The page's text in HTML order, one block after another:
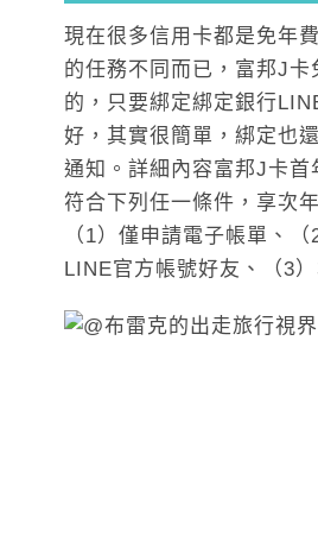
現在很多信用卡都是免年
的任務不同而已，富邦J卡
的，只要綁定綁定銀行
好，其實很簡單，綁定也
通知。詳細內容富邦J卡首
符合下列任一條件，享次
（1）僅申請電子帳單、
LINE官方帳號好友、（3